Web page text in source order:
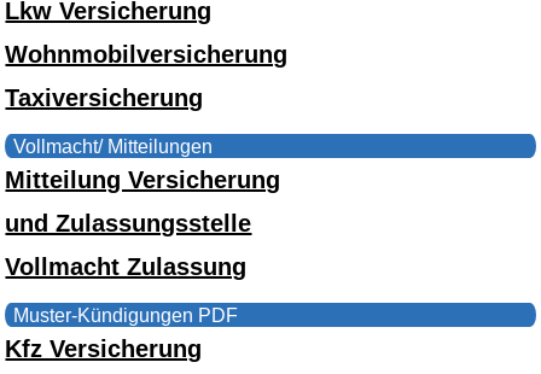
Lkw Versicherung
Wohnmobilversicherung
Taxiversicherung
Vollmacht/ Mitteilungen
Mitteilung Versicherung
und Zulassungsstelle
Vollmacht Zulassung
Muster-Kündigungen PDF
Kfz Versicherung